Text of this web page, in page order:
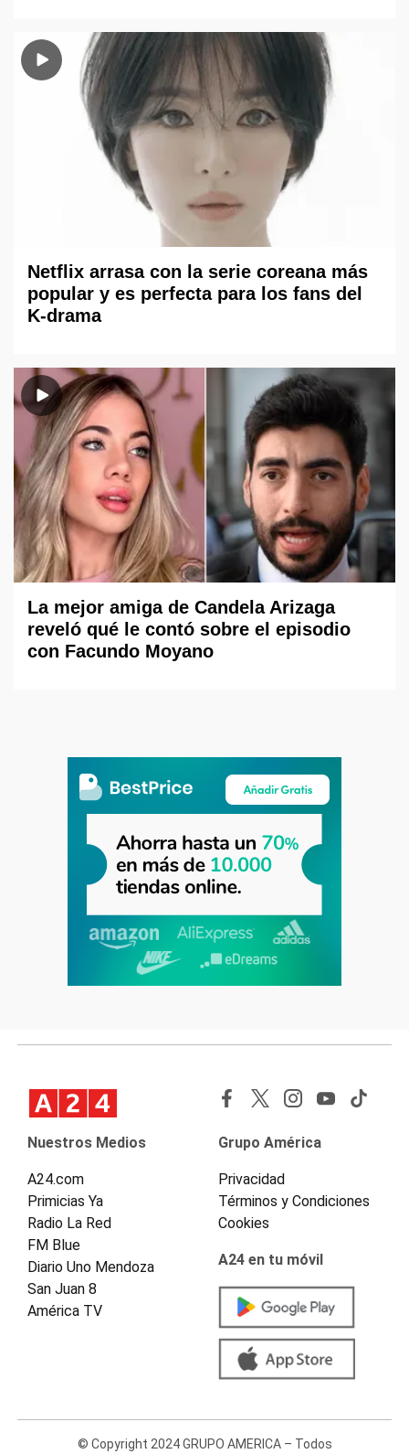
Netflix arrasa con la serie coreana más
popular y es perfecta para los fans del
K-drama
La mejor amiga de Candela Arizaga
reveló qué le contó sobre el episodio
con Facundo Moyano
Nuestros Medios
A24.com
Primicias Ya
Radio La Red
FM Blue
Diario Uno Mendoza
San Juan 8
América TV
Grupo América
Privacidad
Términos y Condiciones
Cookies
A24 en tu móvil
© Copyright 2024 GRUPO AMERICA – Todos